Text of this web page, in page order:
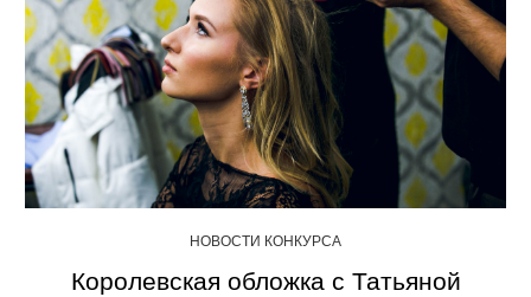
НОВОСТИ КОНКУРСА
Королевская обложка с Татьяной